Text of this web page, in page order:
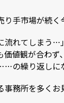
り手市場が続く
流れてしまう…」
価値観が合わず、
の繰り返しに
務所を多くお